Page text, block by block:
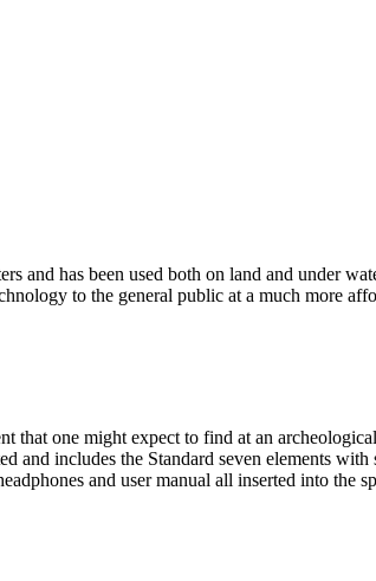
and has been used both on land and under
to the general public at a much more
that one might expect to find at an
includes the Standard seven elements
and user manual all inserted into the